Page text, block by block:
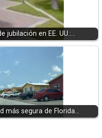
jubilación en EE. UU.:…
más segura de Florida…